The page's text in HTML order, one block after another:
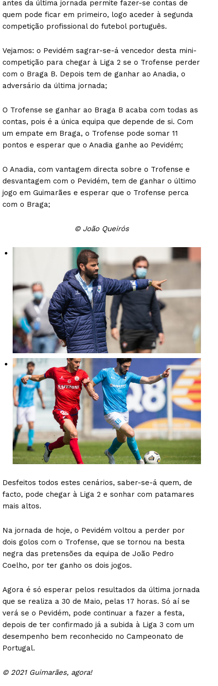
antes da última jornada permite fazer-se contas de
quem pode ficar em primeiro, logo aceder à segunda
competição profissional do futebol português.
Vejamos: o Pevidém sagrar-se-á vencedor desta mini-
competição para chegar à Liga 2 se o Trofense perder
com o Braga B. Depois tem de ganhar ao Anadia, o
adversário da última jornada;
O Trofense se ganhar ao Braga B acaba com todas as
contas, pois é a única equipa que depende de si. Com
um empate em Braga, o Trofense pode somar 11
pontos e esperar que o Anadia ganhe ao Pevidém;
O Anadia, com vantagem directa sobre o Trofense e
desvantagem com o Pevidém, tem de ganhar o último
jogo em Guimarães e esperar que o Trofense perca
com o Braga;
© João Queirós
Desfeitos todos estes cenários, saber-se-á quem, de
facto, pode chegar à Liga 2 e sonhar com patamares
mais altos.
Na jornada de hoje, o Pevidém voltou a perder por
dois golos com o Trofense, que se tornou na besta
negra das pretensões da equipa de João Pedro
Coelho, por ter ganho os dois jogos.
Agora é só esperar pelos resultados da última jornada
que se realiza a 30 de Maio, pelas 17 horas. Só aí se
verá se o Pevidém, pode continuar a fazer a festa,
depois de ter confirmado já a subida à Liga 3 com um
desempenho bem reconhecido no Campeonato de
Portugal.
© 2021 Guimarães, agora!